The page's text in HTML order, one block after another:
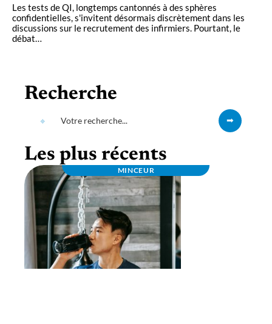
Les tests de QI, longtemps cantonnés à des sphères
confidentielles, s'invitent désormais discrètement dans les
discussions sur le recrutement des infirmiers. Pourtant, le
débat
Recherche
Les plus récents
MINCEUR